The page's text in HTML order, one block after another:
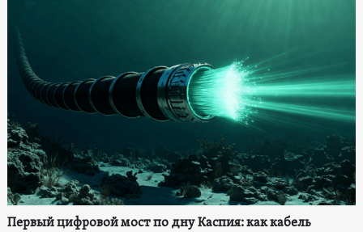
Первый цифровой мост по дну Каспия: как кабель